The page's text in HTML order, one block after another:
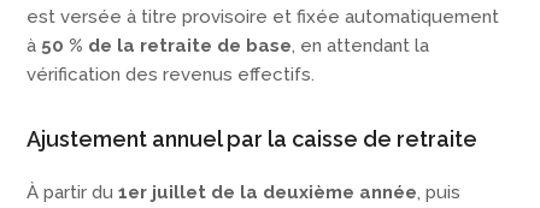
est versée à titre provisoire et fixée automatiquement
à 50 % de la retraite de base, en attendant la
vérification des revenus effectifs.
Ajustement annuel par la caisse de retraite
À partir du1er juillet de la deuxième année, puis